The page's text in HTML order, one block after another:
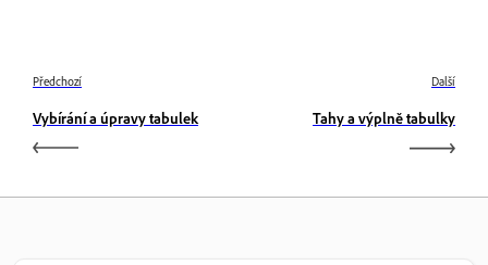
Předchozí
Vybírání a úpravy tabulek
Další
Tahy a výplně tabulky